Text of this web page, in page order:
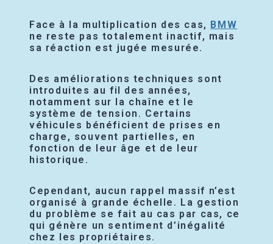
Face à la multiplication des cas, BMW
ne reste pas totalement inactif, mais
sa réaction est jugée mesurée.
Des améliorations techniques sont
introduites au fil des années,
notamment sur la chaîne et le
système de tension. Certains
véhicules bénéficient de prises en
charge, souvent partielles, en
fonction de leur âge et de leur
historique.
Cependant, aucun rappel massif n’est
organisé à grande échelle. La gestion
du problème se fait au cas par cas, ce
qui génère un sentiment d’inégalité
chez les propriétaires.